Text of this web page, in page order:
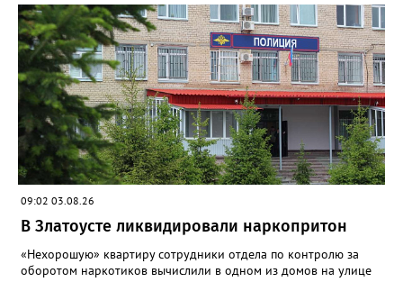
09:02 03.08.26
В Златоусте ликвидировали наркопритон
«Нехорошую» квартиру сотрудники отдела по контролю за
оборотом наркотиков вычислили в одном из домов на улице